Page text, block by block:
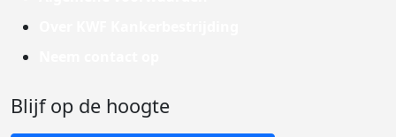
Blijf op de hoogte